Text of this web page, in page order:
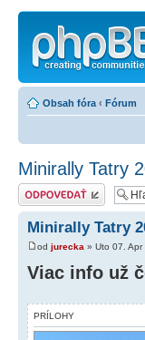
Obsah fóra ‹ Fórum
Minirally Tatry
Odoslať odpoveď
Minirally Tatry
od jurecka » Uto 07.
Viac info už
PRÍLOHY